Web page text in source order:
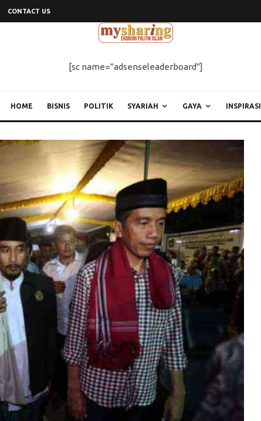
CONTACT US
[sc name="adsenseleaderboard"]
HOME BISNIS POLITIK SYARIAH GAYA INSPIRASI